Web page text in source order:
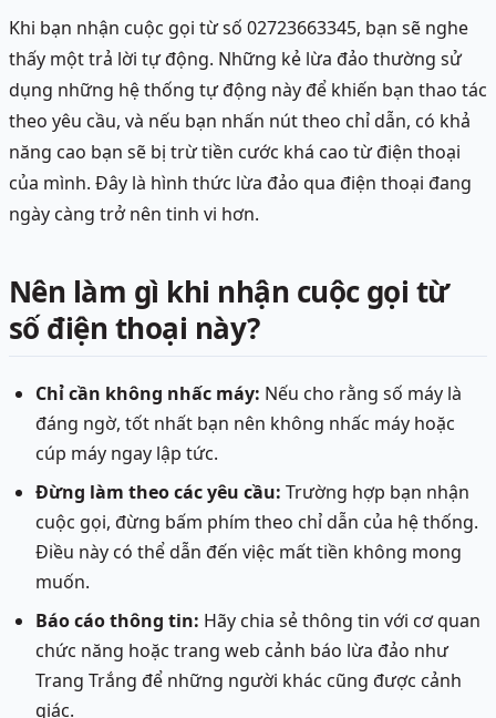
Khi bạn nhận cuộc gọi từ số 02723663345, bạn sẽ nghe
thấy một trả lời tự động. Những kẻ lừa đảo thường sử
dụng những hệ thống tự động này để khiến bạn thao tác
theo yêu cầu, và nếu bạn nhấn nút theo chỉ dẫn, có khả
năng cao bạn sẽ bị trừ tiền cước khá cao từ điện thoại
của mình. Đây là hình thức lừa đảo qua điện thoại đang
ngày càng trở nên tinh vi hơn.
Nên làm gì khi nhận cuộc gọi từ
số điện thoại này?
Chỉ cần không nhấc máy: Nếu cho rằng số máy là
đáng ngờ, tốt nhất bạn nên không nhấc máy hoặc
cúp máy ngay lập tức.
Đừng làm theo các yêu cầu: Trường hợp bạn nhận
cuộc gọi, đừng bấm phím theo chỉ dẫn của hệ thống.
Điều này có thể dẫn đến việc mất tiền không mong
muốn.
Báo cáo thông tin: Hãy chia sẻ thông tin với cơ quan
chức năng hoặc trang web cảnh báo lừa đảo như
Trang Trắng để những người khác cũng được cảnh
giác.